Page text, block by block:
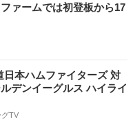
ァームでは初登板から17
日本ハムファイターズ 対
デンイーグルス ハイライ
グTV